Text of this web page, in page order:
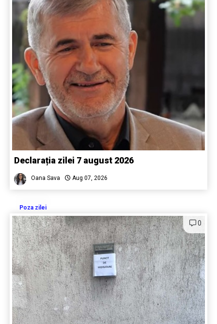
Declarația zilei 7 august 2026
Oana Sava Aug 07, 2026
Poza zilei
0